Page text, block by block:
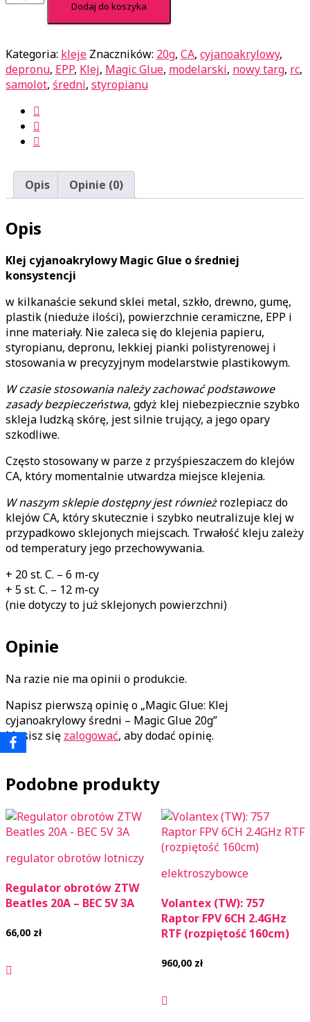
cyjanoakrylowy
średni
-
Glue
20g
Dodaj do koszyka
Kategoria: kleje Znaczników: 20g, CA, cyjanoakrylowy,
depronu, EPP, Klej, Magic Glue, modelarski, nowy targ, rc,
samolot, średni, styropianu
Opis Opinie (0)
Opis
Klej cyjanoakrylowy Magic Glue o średniej
konsystencji
w kilkanaście sekund sklei metal, szkło, drewno, gumę,
plastik (nieduże ilości), powierzchnie ceramiczne, EPP i
inne materiały. Nie zaleca się do klejenia papieru,
styropianu, depronu, lekkiej pianki polistyrenowej i
stosowania w precyzyjnym modelarstwie plastikowym.
W czasie stosowania należy zachować podstawowe
zasady bezpieczeństwa, gdyż klej niebezpiecznie szybko
skleja ludzką skórę, jest silnie trujący, a jego opary
szkodliwe.
Często stosowany w parze z przyśpieszaczem do klejów
CA, który momentalnie utwardza miejsce klejenia.
W naszym sklepie dostępny jest równieżrozlepiacz do
klejów CA, który skutecznie i szybko neutralizuje klej w
przypadkowo sklejonych miejscach. Trwałość kleju zależy
od temperatury jego przechowywania.
+ 20 st. C. – 6 m-cy
+ 5 st. C. – 12 m-cy
(nie dotyczy to już sklejonych powierzchni)
Opinie
Na razie nie ma opinii o produkcie.
Napisz pierwszą opinię o „Magic Glue: Klej
cyjanoakrylowy średni – Magic Glue 20g”
Musisz się zalogować, aby dodać opinię.
Podobne produkty
regulator obrotów lotniczy
Regulator obrotów ZTW
Beatles 20A – BEC 5V 3A
66,00 zł
elektroszybowce
Volantex (TW): 757
Raptor FPV 6CH 2.4GHz
RTF (rozpiętość 160cm)
960,00 zł